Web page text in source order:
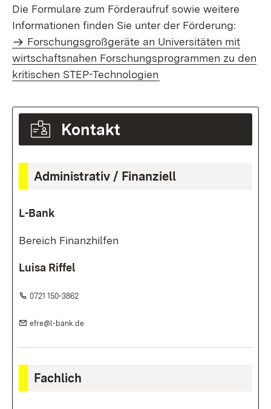
Die Formulare zum Förderaufruf sowie weitere
Informationen finden Sie unter der Förderung:
Forschungsgroßgeräte an Universitäten mit
wirtschaftsnahen Forschungsprogrammen zu den
kritischen STEP-Technologien
Kontakt
Administrativ / Finanziell
L-Bank
Bereich Finanzhilfen
Luisa Riffel
Telefon:
0721 150-3862
E-Mail:
efre@l-bank.de
Fachlich